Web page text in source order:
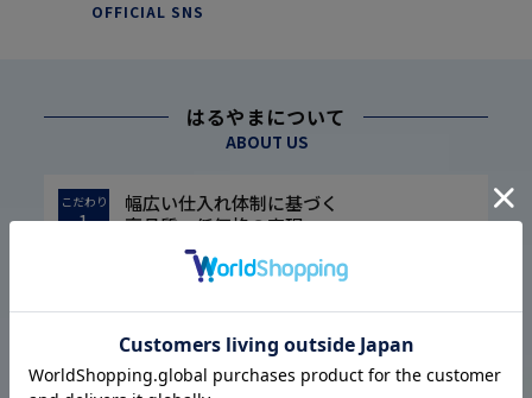
OFFICIAL SNS
はるやまについて
ABOUT US
こだわり
1
幅広い仕入れ体制に基づく
高品質・低価格の実現